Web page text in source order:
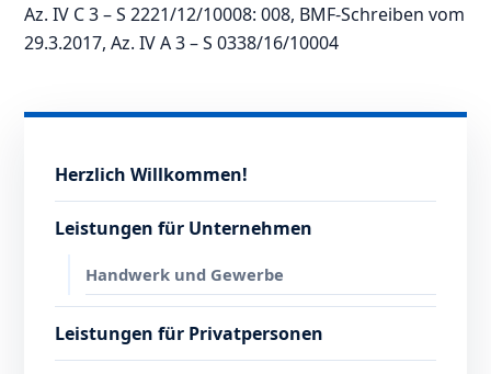
Az. IV C 3 – S 2221/12/10008: 008, BMF-Schreiben vom
29.3.2017, Az. IV A 3 – S 0338/16/10004
Herzlich Willkommen!
Leistungen für Unternehmen
Handwerk und Gewerbe
Leistungen für Privatpersonen